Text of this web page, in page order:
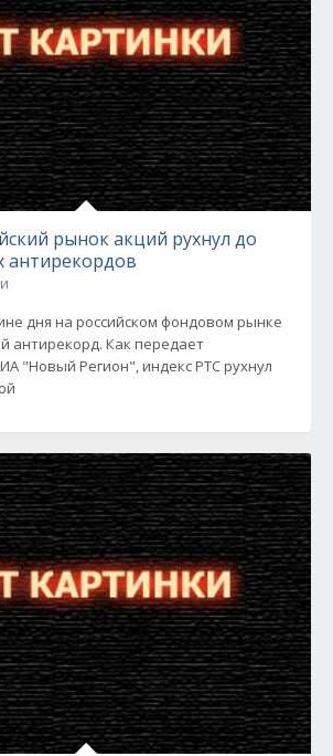
рынок акций рухнул до
антирекордов
дня на российском фондовом рынке
антирекорд. Как передает
"Новый Регион", индекс РТС рухнул